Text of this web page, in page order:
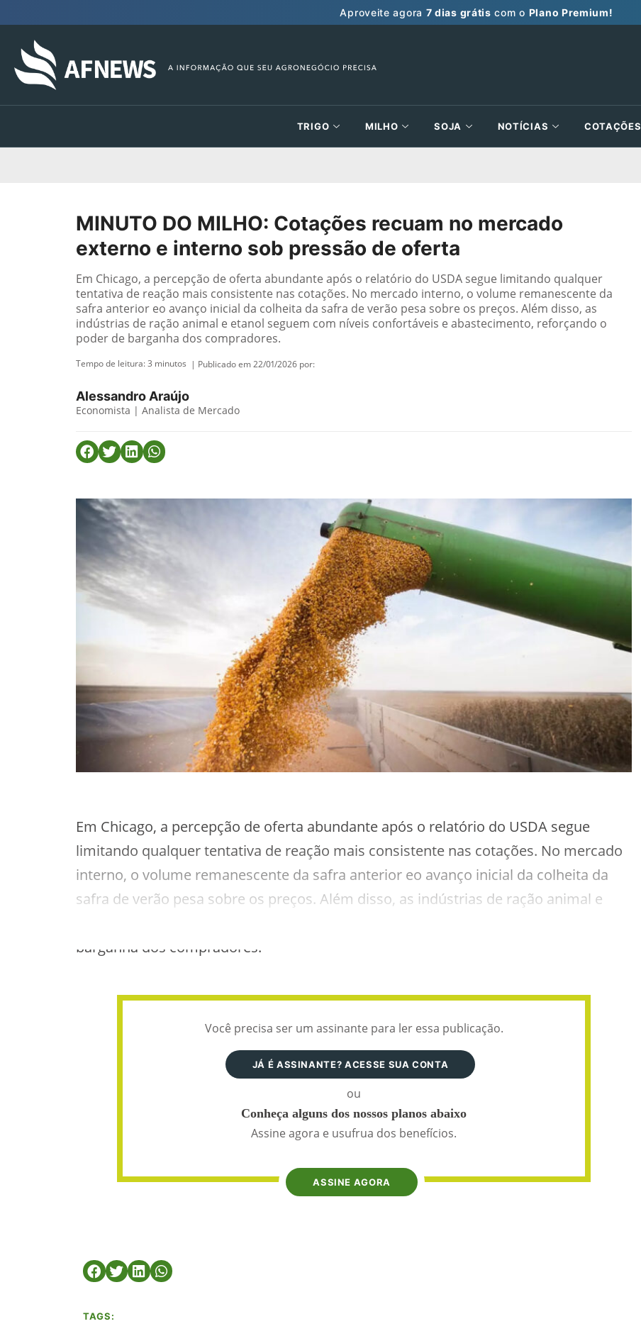
Aproveite agora 7 dias grátis com o Plano Premium!
TRIGO MILHO SOJA NOTÍCIAS COTAÇÕES
MINUTO DO MILHO: Cotações recuam no mercado
externo e interno sob pressão de oferta
Em Chicago, a percepção de oferta abundante após o relatório do USDA segue limitando qualquer
tentativa de reação mais consistente nas cotações. No mercado interno, o volume remanescente da
safra anterior eo avanço inicial da colheita da safra de verão pesa sobre os preços. Além disso, as
indústrias de ração animal e etanol seguem com níveis confortáveis e abastecimento, reforçando o
poder de barganha dos compradores.
Tempo de leitura:3 minutos | Publicado em 22/01/2026 por:
Alessandro Araújo
Economista | Analista de Mercado
Em Chicago, a percepção de oferta abundante após o relatório do USDA segue
limitando qualquer tentativa de reação mais consistente nas cotações. No mercado
interno, o volume remanescente da safra anterior eo avanço inicial da colheita da
safra de verão pesa sobre os preços. Além disso, as indústrias de ração animal e
barganha dos compradores.
Você precisa ser um assinante para ler essa publicação.
JÁ É ASSINANTE? ACESSE SUA CONTA
ou
Conheça alguns dos nossos planos abaixo
Assine agora e usufrua dos benefícios.
ASSINE AGORA
TAGS: